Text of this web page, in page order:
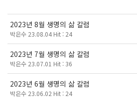
2023년 8월 생명의 삶 칼럼
박은수 23.08.04 Hit : 24
2023년 7월 생명의 삶 칼럼
박은수 23.07.01 Hit : 36
2023년 6월 생명의 삶 칼럼
박은수 23.06.02 Hit : 24